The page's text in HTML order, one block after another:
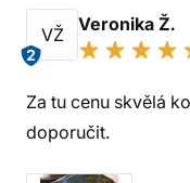
VŽ
2
Veronika Ž.
Za tu cenu skvělá
doporučit.